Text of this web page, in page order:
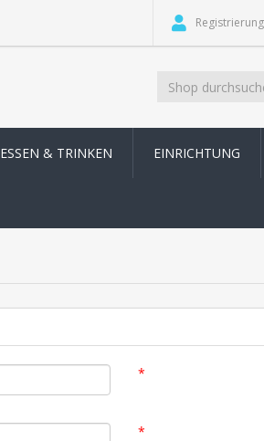
Registrierung
ESSEN & TRINKEN EINRICHTUNG
*
*